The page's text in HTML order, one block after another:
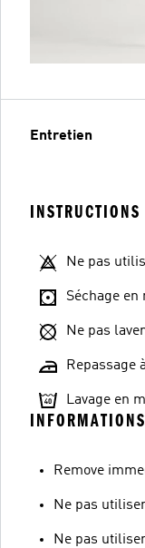
Entretien
Ne pas
Séchage
Ne pas
Repassage
Lavage en
Remove
Ne pas
Ne pas